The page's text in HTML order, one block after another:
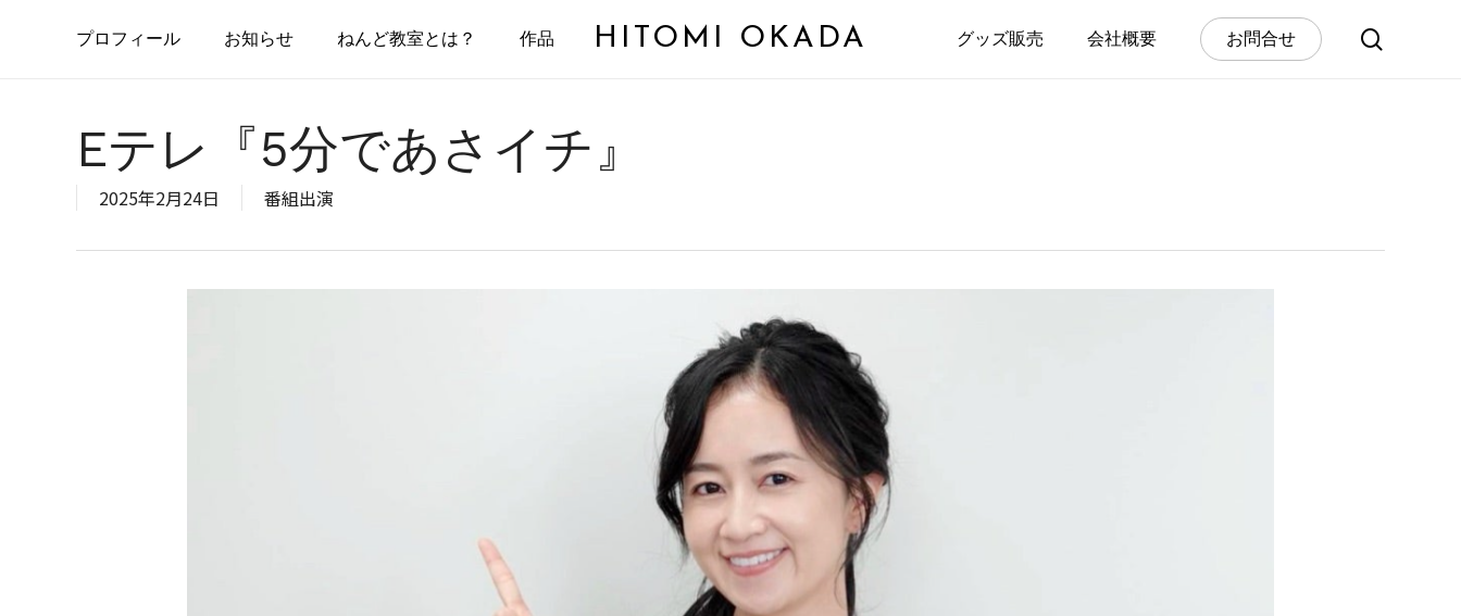
HITOMI OKADA
プロ フ ィ ール お知らせ ねんど教室とは？ 作品 グッズ販売 会社概要 お問合せ
Eテレ『5分であさイチ』
2025年2月24日 番組出演